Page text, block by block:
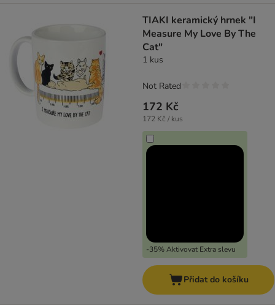
TIAKI keramický hrnek "I
Measure My Love By The
Cat"
1 kus
172 Kč
172 Kč / kus
-35% Aktivovat Extra slevu
Not Rated
Přidat do košíku